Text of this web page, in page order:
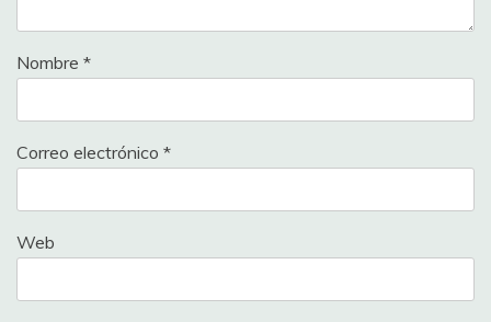
Nombre *
Correo electrónico *
Web